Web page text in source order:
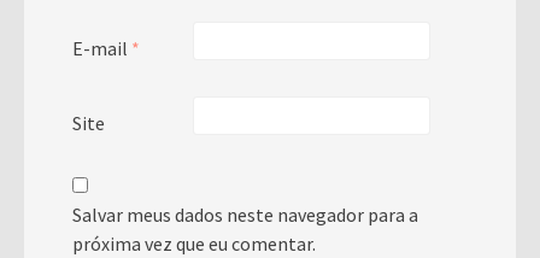
E-mail *
Site
Salvar meus dados neste navegador para a
próxima vez que eu comentar.